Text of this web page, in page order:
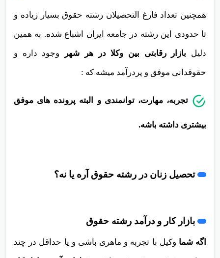
همچنین تعداد فارغ التحصیلان رشته حقوق بسیار زیاده و
تا حدودی این رشته در جامعه ایران اشباع شده. به همین
دلیلبازار رقابتی بین وکلا در هر شهر
حقوقدانی موفق و پردرآمد میشه که :
تجربه، مهارت، توانمندی و البته پرونده های موفق
بازار کار و درآمد رشته حقوق